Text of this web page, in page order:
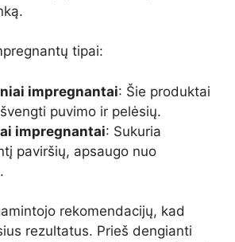
tipai:
impregnantai: Šie produktai
puvimo ir pelėsių.
impregnantai: Sukuria
paviršių, apsaugo nuo
rekomendacijų, kad
rezultatus. Prieš dengianti